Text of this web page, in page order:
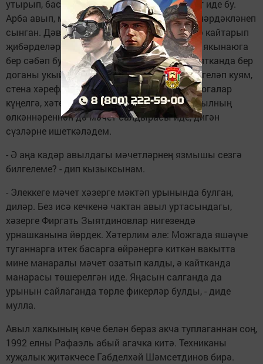
утырып, басудан салам алып төшкән вакыт иде бу.
Арба авып, мин шуып төшкәнмен, ә аягым чәрдәкләнеп
сынган. Дәваханәдә аякка гипс салып, өйгә кайтарып
җибәрделәр. Бәлки шушы хәлдә калу дингә якынаюга
бер сәбәп булгандыр. Чөнки урын өстендә ятканда бер
доганы укыйм да калган җирен стенага билгеләп куям,
стена хәрефләр белән тулды. Шулай итеп, догалар
күңелгә, хәтергә сеңә барды. Бу вакытта авылның
өлкәннәреннән дә мәчет салдырасы иде, дигән
сүзләрне ишеткәләдем.
- Ә аңа кадәр авылдагы мәчетләрнең язмышы сезгә
билгелеме? - дип кызыксынам.
- Элеккеге мәчет хәзерге мәктәп урынында булган,
диләр. Без исә кечкенә чактан авыл уртасындагы,
хәзерге Фиргать Зыятдиновлар нигезендә
урнашканына йөрдек. Хәтерлим әле: Можгада яшәүче
туганнарга итек басарга өйрәнергә киткән вакытта
мине манаралы мәчет озатып калды, ә кайтканда
манарасы төшерелгән иде. Яңасын салганда да
урынын сайлаганда төрле фикерләр булды, - диде
мулла.
Авыл халкының көче белән бераз акча туплаганнан соң,
1992 елны Рафаэль абый агачка китә. Техниканы
хуҗалык җитәкчесе Габделхәй Шәмсетдинов бирә.